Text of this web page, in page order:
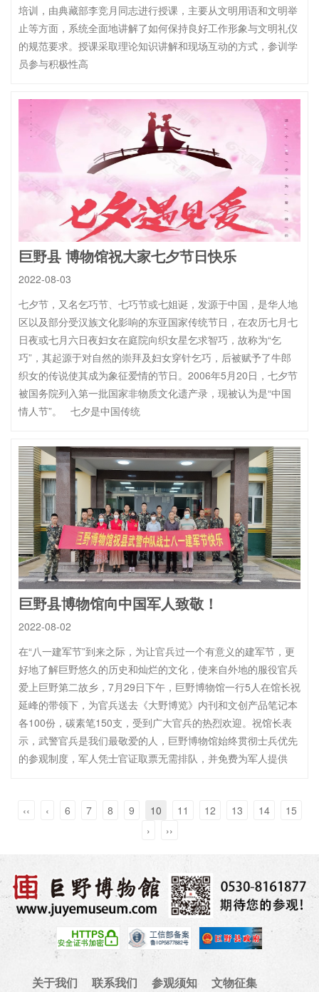
培训，由典藏部李竞月同志进行授课，主要从文明用语和文明举
止等方面，系统全面地讲解了如何保持良好工作形象与文明礼仪
的规范要求。授课采取理论知识讲解和现场互动的方式，参训学
员参与积极性高
巨野县 博物馆祝大家七夕节日快乐
2022-08-03
七夕节，又名乞巧节、七巧节或七姐诞，发源于中国，是华人地
区以及部分受汉族文化影响的东亚国家传统节日，在农历七月七
日夜或七月六日夜妇女在庭院向织女星乞求智巧，故称为“乞
巧”，其起源于对自然的崇拜及妇女穿针乞巧，后被赋予了牛郎
织女的传说使其成为象征爱情的节日。2006年5月20日，七夕节
被国务院列入第一批国家非物质文化遗产录，现被认为是“中国
情人节”。 七夕是中国传统
巨野县博物馆向中国军人致敬！
2022-08-02
在“八一建军节”到来之际，为让官兵过一个有意义的建军节，更
好地了解巨野悠久的历史和灿烂的文化，使来自外地的服役官兵
爱上巨野第二故乡，7月29日下午，巨野博物馆一行5人在馆长祝
延峰的带领下，为官兵送去《大野博览》内刊和文创产品笔记本
各100份，碳素笔150支，受到广大官兵的热烈欢迎。祝馆长表
示，武警官兵是我们最敬爱的人，巨野博物馆始终贯彻士兵优先
的参观制度，军人凭士官证取票无需排队，并免费为军人提供
‹‹ ‹ 6 7 8 9 10 11 12 13 14
15
›
››
关于我们 联系我们 参观须知
文物征集